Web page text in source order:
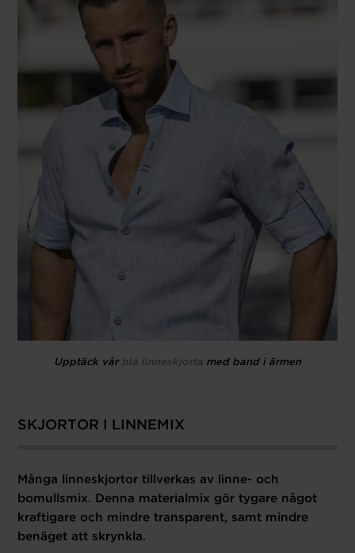
Upptäck vår blå linneskjorta med band i ärmen
SKJORTOR I LINNEMIX
Många linneskjortor tillverkas av linne- och
bomullsmix. Denna materialmix gör tygare något
kraftigare och mindre transparent, samt mindre
benäget att skrynkla.